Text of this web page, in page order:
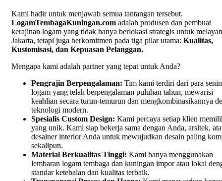
Kami hadir untuk menjawab semua tantangan tersebut.
LogamTembagaKuningan.com adalah produsen dan pembuat
kerajinan logam yang tidak hanya berlokasi strategis untuk
Jakarta, tetapi juga berkomitmen pada tiga pilar utama: Kualitas,
Kustomisasi, dan Kepuasan Pelanggan.
Mengapa kami adalah partner yang tepat untuk Anda?
Pengrajin Berpengalaman: Tim kami terdiri dari para
logam yang telah berpengalaman puluhan tahun, mewarisi
keahlian secara turun-temurun dan mengkombinasikannya
teknologi modern.
Spesialis Custom Design: Kami percaya setiap klien
yang unik. Kami siap bekerja sama dengan Anda, arsitek,
desainer interior Anda untuk mewujudkan desain paling
sekalipun.
Material Berkualitas Tinggi: Kami hanya menggunakan
lembaran logam tembaga dan kuningan impor atau lokal
standar ketebalan dan kualitas terbaik.